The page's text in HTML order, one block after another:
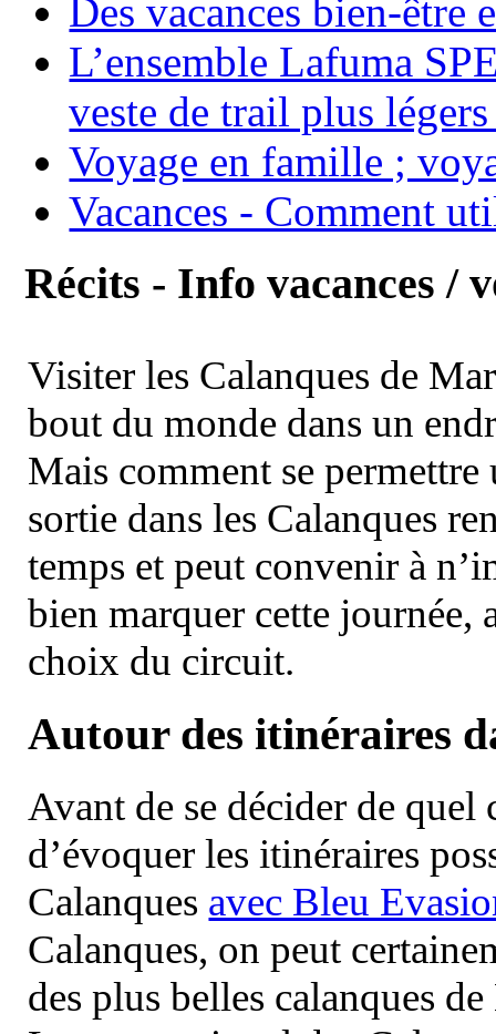
Des vacances bien-être
L’ensemble Lafuma
veste de trail plus
Voyage en famille ;
Vacances - Comment
Récits - Info vacances /
Visiter les Calanques de
bout du monde dans un
Mais comment se permettre
sortie dans les Calanques
temps et peut convenir à
bien marquer cette journée,
choix du circuit.
Autour des itinéraires
Avant de se décider de
d’évoquer les itinéraires
Calanques avec Bleu
Calanques, on peut
des plus belles calanques